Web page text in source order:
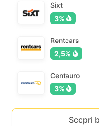
Sixt
3%
Rentcars
2,5%
Centauro
3%
Scopri